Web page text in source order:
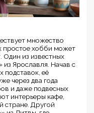
множество
простое хобби может
Один из известных
Ярославля. Начав с
подставок, её
через два года
и даже подвесных
интерьеры кафе,
стране. Другой